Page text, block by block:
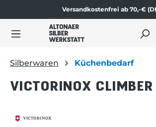
Zum Produktinhalt springen
Versandkostenfrei ab 70,-€
Silberwaren Küchenbedarf
VICTORINOX CLIMBER